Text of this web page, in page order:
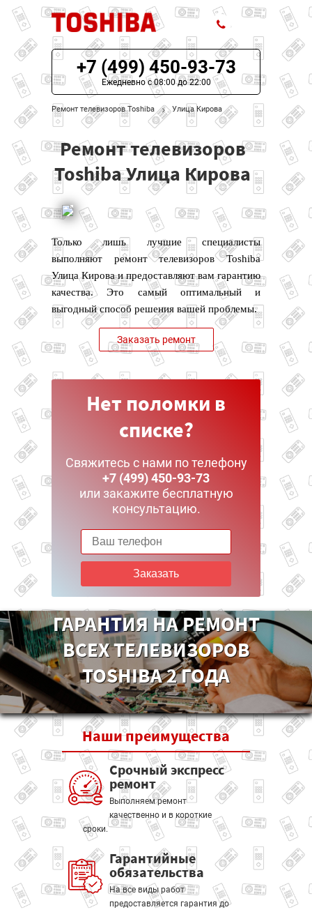
ЦЕНЫ НА РЕМОНТ
О СЕРВИСЕ
МОДЕЛИ TOSHIBA
НАШИ КОНТАКТЫ
+7 (499) 450-93-73
Ежедневно с 08:00 до 22:00
Ремонт телевизоров Toshiba Улица Кирова
Ремонт телевизоров
Toshiba Улица Кирова
Только лишь лучшие специалисты
выполняют ремонт телевизоров Toshiba
Улица Кирова и предоставляют вам гарантию
качества. Это самый оптимальный и
выгодный способ решения вашей проблемы.
Заказать ремонт
Нет поломки в
списке?
Свяжитесь с нами по телефону
+7 (499) 450-93-73
или закажите бесплатную
консультацию.
Заказать
ГАРАНТИЯ НА РЕМОНТ
ВСЕХ ТЕЛЕВИЗОРОВ
TOSHIBA 2 ГОДА
Нашипреимущества
Срочный экспресс
ремонт
Выполняем ремонт
качественно и в короткие
сроки.
Гарантийные
обязательства
На все виды работ
предоставляется гарантия до